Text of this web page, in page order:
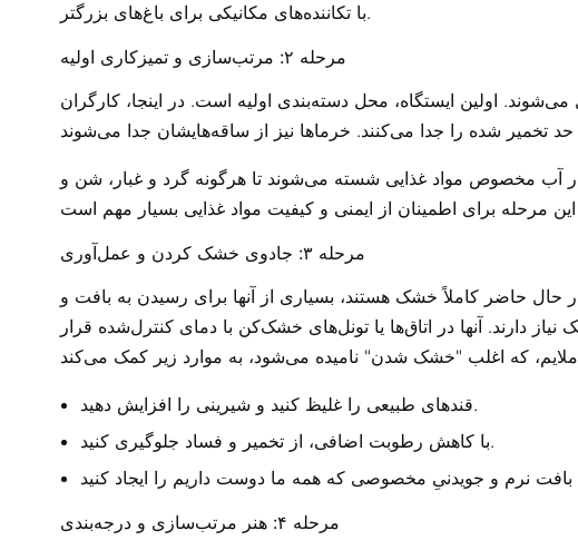
با تکاننده‌های مکانیکی برای باغ‌های بزرگتر.
مرحله ۲: مرتب‌سازی و تمیزکاری اولیه
اولین ایستگاه، محل دسته‌بندی اولیه است. در اینجا، کارگران
آب مخصوص مواد غذایی شسته می‌شوند تا هرگونه گرد و غبار، شن و
مرحله ۳: جادوی خشک کردن و عمل‌آوری
حال حاضر کاملاً خشک هستند، بسیاری از آنها برای رسیدن به بافت و
20 تا 24 درصد) به کمی کمک نیاز دارند. آنها در اتاق‌ها یا تونل‌های خشک‌کن با دمای کنترل‌شده قرار
قندهای طبیعی را غلیظ کنید و شیرینی را افزایش دهید.
با کاهش رطوبت اضافی، از تخمیر و فساد جلوگیری کنید.
مرحله ۴: هنر مرتب‌سازی و درجه‌بندی